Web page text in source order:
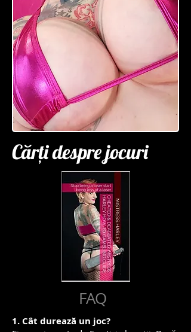
Cărți despre jocuri
FAQ
1. Cât durează un joc?